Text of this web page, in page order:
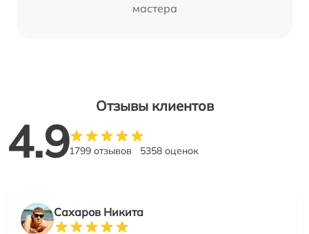
мастера
Отзывы клиентов
4.91799 отзывов 5358 оценок
Сахаров Никита